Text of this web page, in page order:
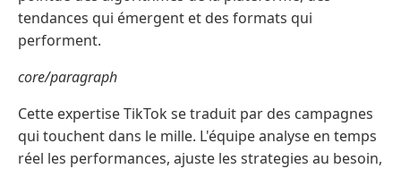
tendances qui émergent et des formats qui
performent.
core/paragraph
Cette expertise TikTok se traduit par des campagnes
qui touchent dans le mille. L'équipe analyse en temps
réel les performances, ajuste les strategies au besoin,